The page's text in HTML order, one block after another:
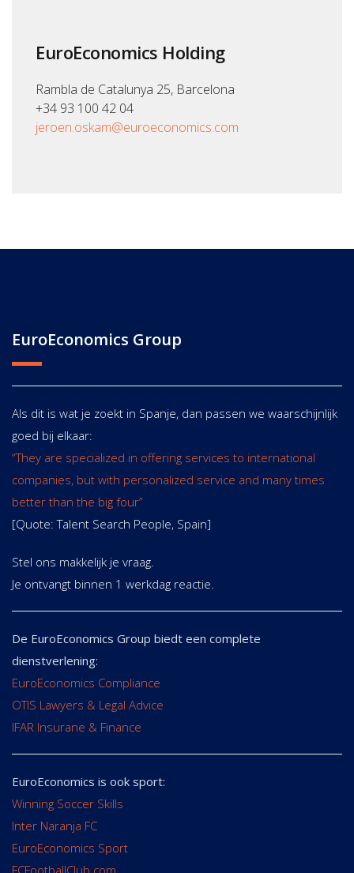
EuroEconomics Holding
Rambla de Catalunya 25, Barcelona
+34 93 100 42 04
jeroen.oskam@euroeconomics.com
EuroEconomics Group
Als dit is wat je zoekt in Spanje, dan passen we waarschijnlijk
goed bij elkaar:
“They are specialized in offering services to international
companies, but with personalized service and many times
better than the big four”
[Quote: Talent Search People, Spain]
Stel ons makkelijk je vraag.
Je ontvangt binnen 1 werkdag reactie.
De EuroEconomics Group biedt een complete
dienstverlening:
EuroEconomics Compliance
OTIS Lawyers & Legal Advice
IFAR Insurane & Finance
EuroEconomics is ook sport:
Winning Soccer Skills
Inter Naranja FC
EuroEconomics Sport